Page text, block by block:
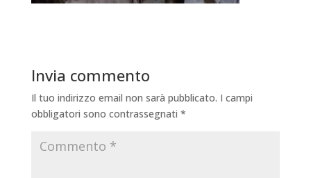
Invia commento
Il tuo indirizzo email non sarà pubblicato. I campi
obbligatori sono contrassegnati *